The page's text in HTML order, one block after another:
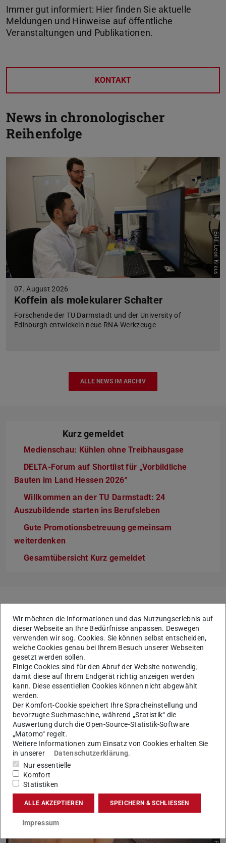
Immer gut informiert: Hier finden Sie aktuelle
Meldungen und Hinweise auf öffentliche
Veranstaltungen und Publikationen.
KONTAKT
News in chronologischer
Reihenfolge
Bild: Leon Kraus
07. August 2026
Koffein als molekularer Schalter
Forschende der TU Darmstadt und der University of
Edinburgh entwickeln neue RNA-Werkzeuge
ALLE NEWS IM ARCHIV
Kurz gemeldet
Medienschau: Kühlen ohne Treibhausgase
DELTA-Forum auf Shortlist für „Vorbildliche
Bauten im Land Hessen 2026“
Willkommen an der TU Darmstadt: 24
Auszubildende starten ins Berufsleben
Gute Promotionsbetreuung gemeinsam
weiterdenken
Gesamtübersicht Kurz gemeldet
digitale Lesereisen
Mobilität, die bewegt
Wir möchten die Informationen und das Nutzungserlebnis auf
dieser Webseite an Ihre Bedürfnisse anpassen. Deswegen
verwenden wir sog. Cookies. Sie können selbst entscheiden,
welche Cookies genau bei Ihrem Besuch unserer Webseiten
gesetzt werden sollen.
Einige Cookies sind für den Abruf der Website notwendig,
damit diese auf Ihrem Endgerät richtig anzeigen werden
kann. Diese essentiellen Cookies können nicht abgewählt
werden.
Der Komfort-Cookie speichert Ihre Spracheinstellung und
bevorzugte Suchmaschine, während „Statistik“ die
Auswertung durch die Open-Source-Statistik-Software
„Matomo“ regelt.
Weitere Informationen zum Einsatz von Cookies erhalten Sie
in unserer
Datenschutzerklärung.
Nur essentielle
Komfort
Statistiken
ALLE AKZEPTIEREN SPEICHERN & SCHLIESSEN
Impressum